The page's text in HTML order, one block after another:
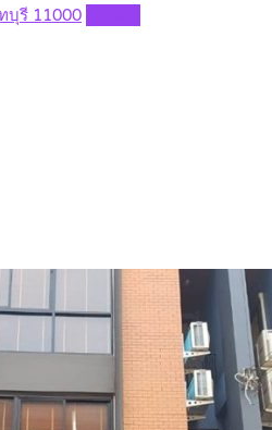
บุรี 11000